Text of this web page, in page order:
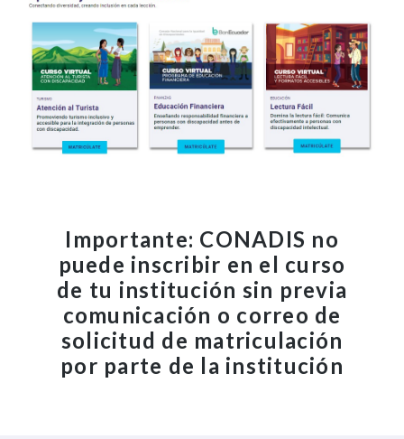
Importante: CONADIS no
puede inscribir en el curso
de tu institución sin previa
comunicación o correo de
solicitud de matriculación
por parte de la institución